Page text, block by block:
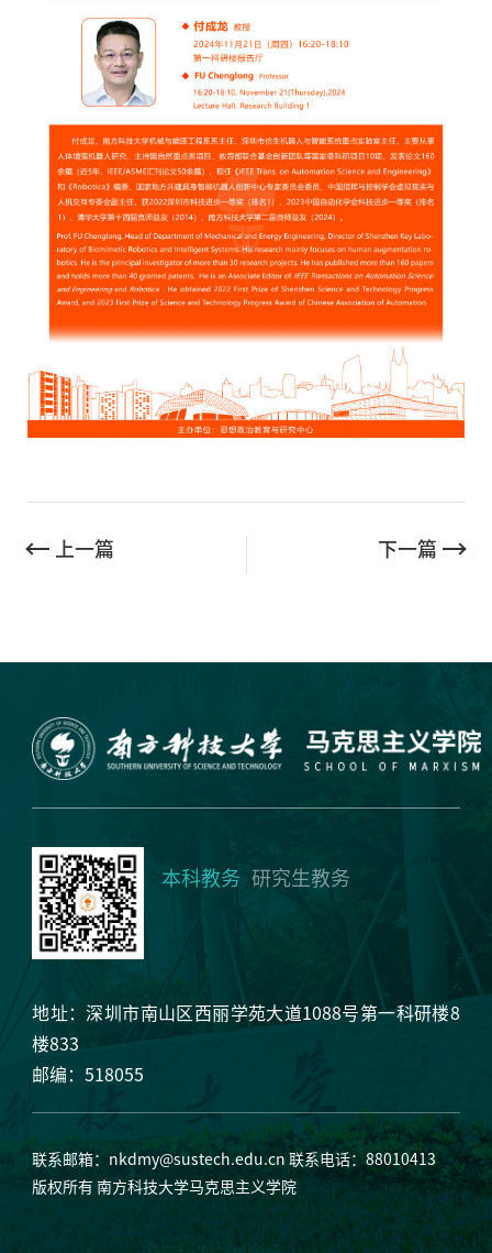
上一篇 下一篇
本科教务 研究生教务
地址：深圳市南山区西丽学苑大道1088号第一科研楼8
楼833
邮编：518055
联系邮箱： nkdmy@sustech.edu.cn 联系电话：88010413
版权所有 南方科技大学马克思主义学院